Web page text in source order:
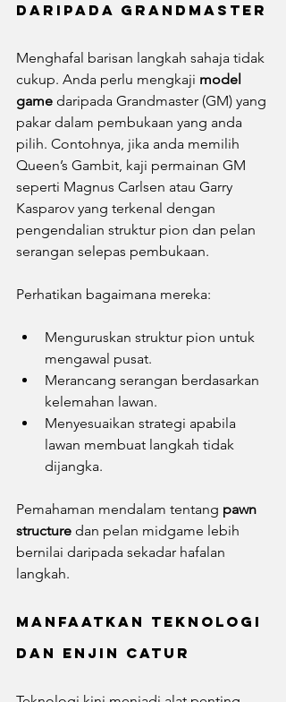
daripada Grandmaster
Menghafal barisan langkah sahaja tidak
cukup. Anda perlu mengkaji model
game daripada Grandmaster (GM) yang
pakar dalam pembukaan yang anda
pilih. Contohnya, jika anda memilih
Queen’s Gambit, kaji permainan GM
seperti Magnus Carlsen atau Garry
Kasparov yang terkenal dengan
pengendalian struktur pion dan pelan
serangan selepas pembukaan.
Perhatikan bagaimana mereka:
Menguruskan struktur pion untuk
mengawal pusat.
Merancang serangan berdasarkan
kelemahan lawan.
Menyesuaikan strategi apabila
lawan membuat langkah tidak
dijangka.
Pemahaman mendalam tentang pawn
structure dan pelan midgame lebih
bernilai daripada sekadar hafalan
langkah.
Manfaatkan Teknologi
dan Enjin Catur